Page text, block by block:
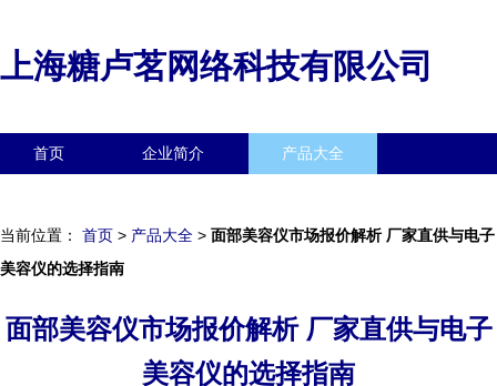
上海糖卢茗网络科技有限公司
首页 企业简介 产品大全
当前位置： 首页 > 产品大全 > 面部美容仪市场报价解析 厂家直供与电子
美容仪的选择指南
面部美容仪市场报价解析 厂家直供与电子
美容仪的选择指南